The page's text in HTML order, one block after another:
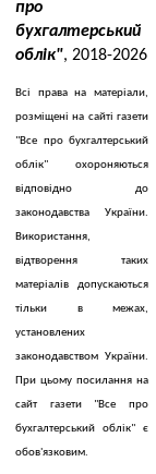
про
бухгалтерський
облік", 2018-2026
Всі права на матеріали,
розміщені на сайті газети
"Все про бухгалтерський
облік" охороняються
відповідно до
законодавства України.
Використання,
відтворення таких
матеріалів допускаються
тільки в межах,
установлених
законодавством України.
При цьому посилання на
сайт газети "Все про
бухгалтерський облік" є
обов'язковим.